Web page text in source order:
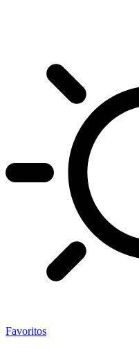
Favoritos